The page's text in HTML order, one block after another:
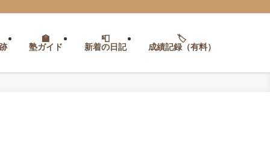
塾ガイド 新着の日記 成績記録（有料）